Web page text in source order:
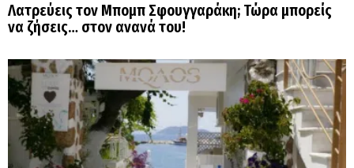
Λατρεύεις τον Μπομπ Σφουγγαράκη; Τώρα μπορείς
να ζήσεις… στον ανανά του!